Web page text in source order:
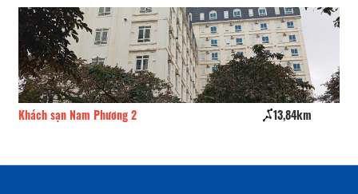
Khách sạn Nam Phương 2 13,84km